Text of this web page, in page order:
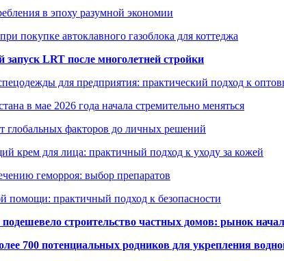
в эпоху разумной экономии
покупке автоклавного газоблока для коттеджа
запуск LRT после многолетней стройки
для предприятия: практический подход к
в мае 2026 года начала стремительно меняться
глобальных факторов до личных решений
крем для лица: практичный подход к уходу за кожей
геморроя: выбор препаратов
помощи: практичный подход к безопасности
строительство частных домов: рынок
700 потенциальных родников для укрепления